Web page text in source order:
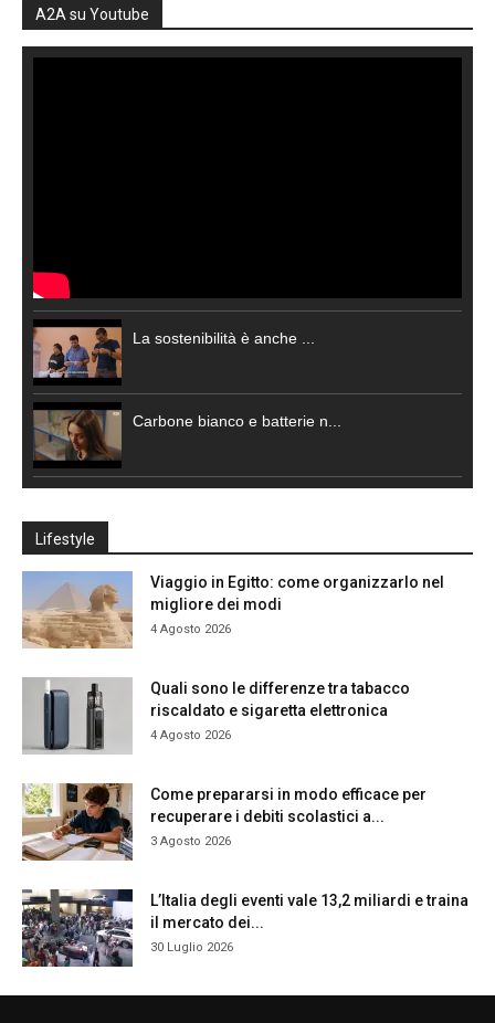
A2A su Youtube
La sostenibilità è anche ...
Carbone bianco e batterie n...
Lifestyle
Viaggio in Egitto: come organizzarlo nel
migliore dei modi
4 Agosto 2026
Quali sono le differenze tra tabacco
riscaldato e sigaretta elettronica
4 Agosto 2026
Come prepararsi in modo efficace per
recuperare i debiti scolastici a...
3 Agosto 2026
L’Italia degli eventi vale 13,2 miliardi e traina
il mercato dei...
30 Luglio 2026